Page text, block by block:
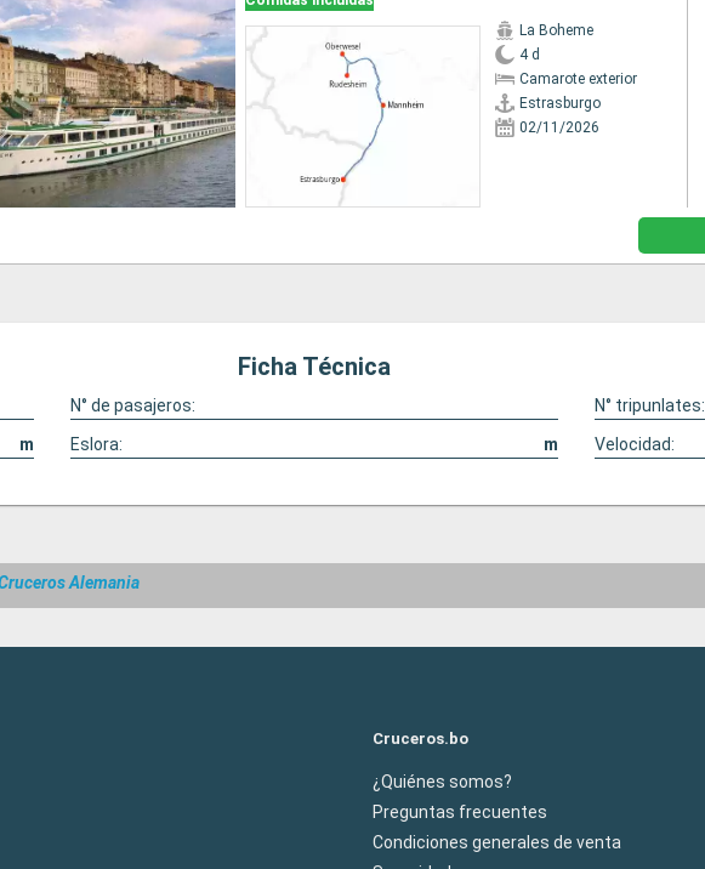
La Boheme
4 d
Camarote exterior
Estrasburgo
02/11/2026
Ficha Técnica
N° de pasajeros:
N° tripunlates:
m Eslora: m Velocidad:
Alemania
Cruceros.bo
¿Quiénes somos?
Preguntas frecuentes
Condiciones generales de venta